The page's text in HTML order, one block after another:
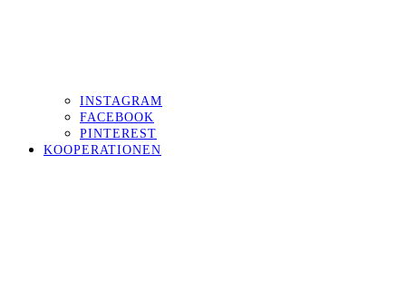
INSTAGRAM
FACEBOOK
PINTEREST
KOOPERATIONEN